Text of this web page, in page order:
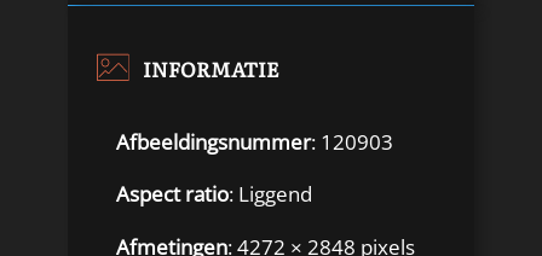
INFORMATIE
Afbeeldingsnummer: 120903
Aspect ratio: Liggend
Afmetingen: 4272 × 2848 pixels